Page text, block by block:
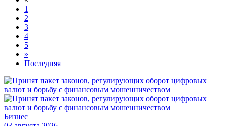
1
2
3
4
5
»
Последняя
Бизнес